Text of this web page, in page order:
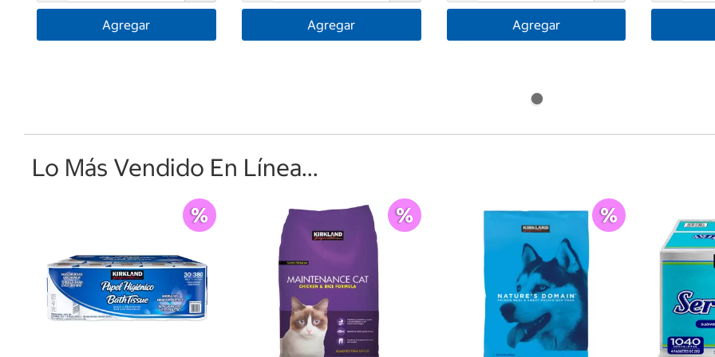
Agregar Agregar Agregar
Lo Más Vendido En Línea...